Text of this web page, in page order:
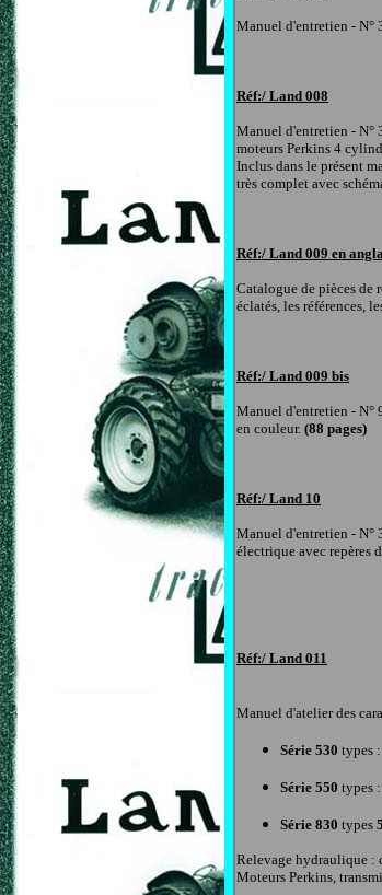
Manuel d'entretien - N°
Réf:/ Land 008
Manuel d'entretien - N°
moteurs Perkins 4
Inclus dans le présent
très complet avec
Réf:/ Land 009 en
Catalogue de pièces de
éclatés, les références,
Réf:/ Land 009 bis
Manuel d'entretien - N°
en couleur. (88 pages)
Réf:/ Land 10
Manuel d'entretien - N°
électrique avec repères
Réf:/ Land 011
Manuel d'atelier des
Série 530 types :
Série 550 types :
Série 830 types
Relevage hydraulique :
Moteurs Perkins,